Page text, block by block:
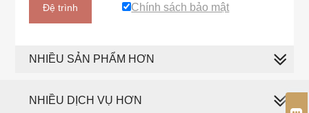
Đệ trình Chính sách bảo mật
NHIỀU SẢN PHẨM HƠN
NHIỀU DỊCH VỤ HƠN